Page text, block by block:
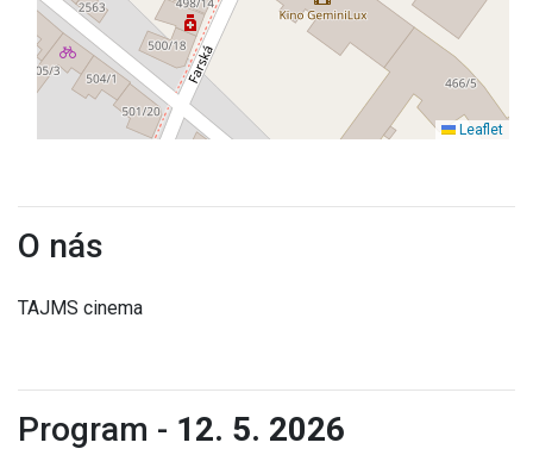
Leaflet
O nás
TAJMS cinema
Program - 12. 5. 2026